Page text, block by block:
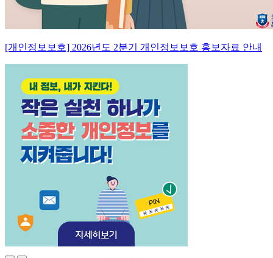
[개인정보보호] 2026년도 2분기 개인정보보호 홍보자료 안내